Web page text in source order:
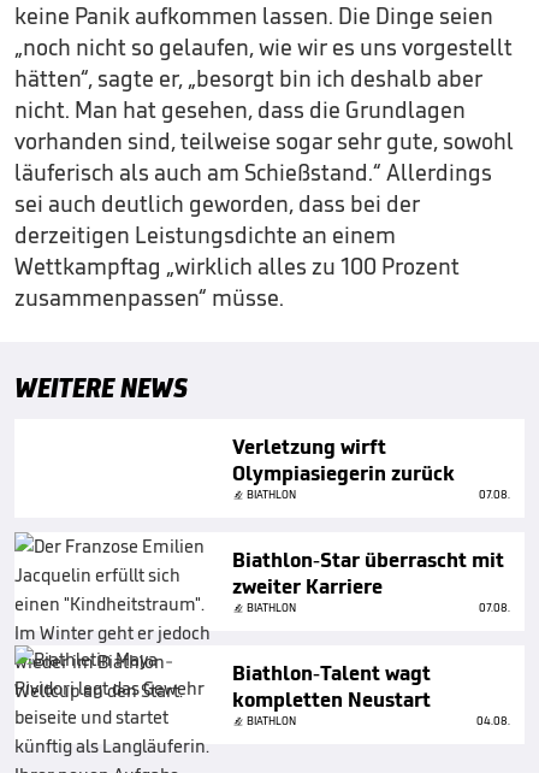
keine Panik aufkommen lassen. Die Dinge seien
„noch nicht so gelaufen, wie wir es uns vorgestellt
hätten“, sagte er, „besorgt bin ich deshalb aber
nicht. Man hat gesehen, dass die Grundlagen
vorhanden sind, teilweise sogar sehr gute, sowohl
läuferisch als auch am Schießstand.“ Allerdings
sei auch deutlich geworden, dass bei der
derzeitigen Leistungsdichte an einem
Wettkampftag „wirklich alles zu 100 Prozent
zusammenpassen“ müsse.
WEITERE NEWS
Verletzung wirft
Olympiasiegerin zurück
BIATHLON 07.08.
Biathlon-Star überrascht mit
zweiter Karriere
BIATHLON 07.08.
Biathlon-Talent wagt
kompletten Neustart
BIATHLON 04.08.